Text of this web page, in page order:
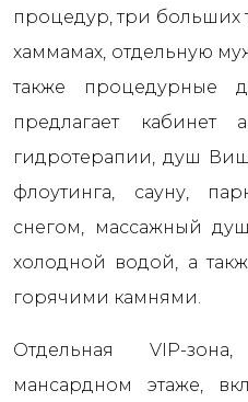
процедур, три больших
хаммамах, отдельную
также процедурные
предлагает кабинет
гидротерапии, душ
флоутинга, сауну,
снегом, массажный
холодной водой, а
горячими камнями.
Отдельная VIP-
мансардном этаже,